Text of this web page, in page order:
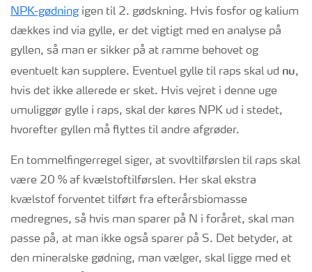
NPK-gødningigen til 2. gødskning. Hvis fosfor og kalium
dækkes ind via gylle, er det vigtigt med en analyse på
gyllen, så man er sikker på at ramme behovet og
eventuelt kan supplere. Eventuel gylle til raps skal ud nu,
hvis det ikke allerede er sket. Hvis vejret i denne uge
umuliggør gylle i raps, skal der køres NPK ud i stedet,
hvorefter gyllen må flyttes til andre afgrøder.
En tommelfingerregel siger, at svovltilførslen til raps skal
være 20 % af kvælstoftilførslen. Her skal ekstra
kvælstof forventet tilført fra efterårsbiomasse
medregnes, så hvis man sparer på N i foråret, skal man
passe på, at man ikke også sparer på S. Det betyder, at
den mineralske gødning, man vælger, skal ligge med et